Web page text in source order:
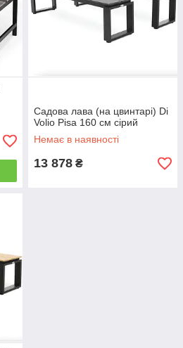
Садова лава (на цвинтарі) Di
Volio Pisa 160 см сірий
Немає в наявності
13 878 ₴